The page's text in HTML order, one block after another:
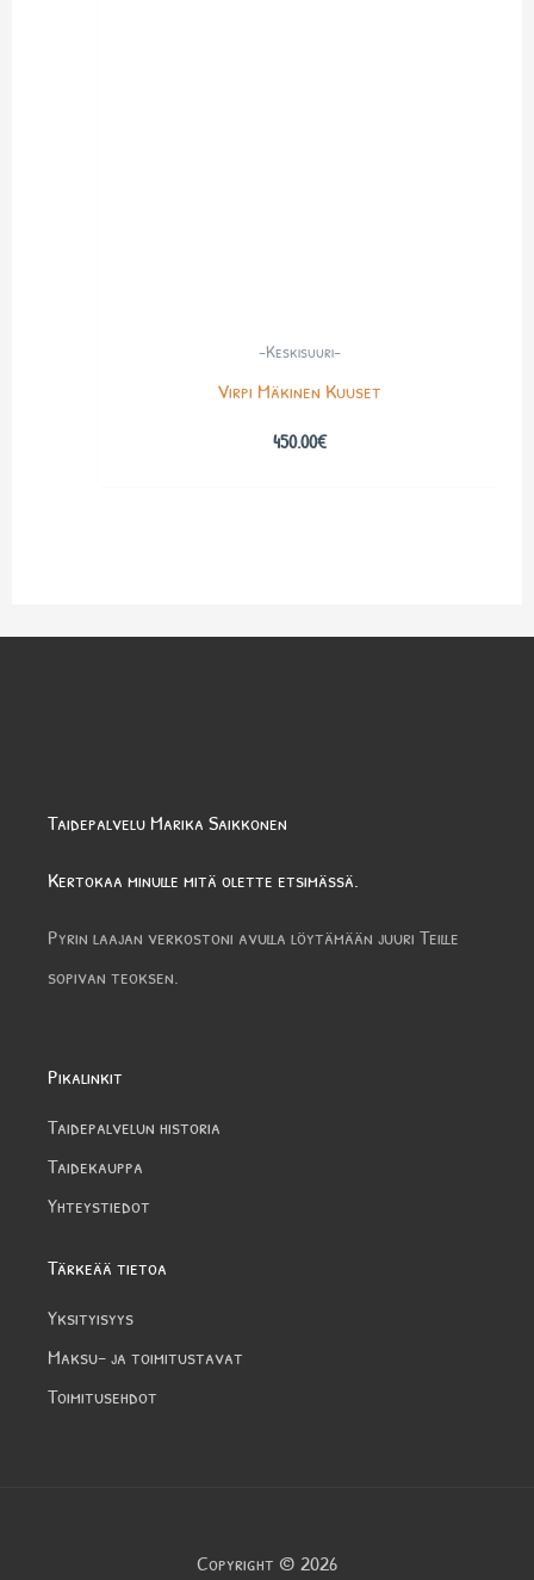
-Keskisuuri-
Virpi Mäkinen Kuuset
450.00€
Taidepalvelu Marika Saikkonen
Kertokaa minulle mitä olette etsimässä.
Pyrin laajan verkostoni avulla löytämään juuri Teille
sopivan teoksen.
Pikalinkit
Taidepalvelun historia
Taidekauppa
Yhteystiedot
Tärkeää tietoa
Yksityisyys
Maksu- ja toimitustavat
Toimitusehdot
Copyright © 2026